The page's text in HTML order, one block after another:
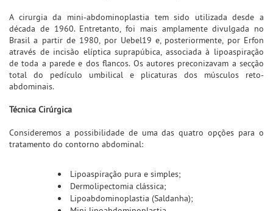
A cirurgia da mini-abdominoplastia tem sido utilizada desde a
década de 1960. Entretanto, foi mais amplamente divulgada no
Brasil a partir de 1980, por Uebel19 e, posteriormente, por Erfon
através de incisão elíptica suprapúbica, associada à lipoaspiração
de toda a parede e dos flancos. Os autores preconizavam a secção
total do pedículo umbilical e plicaturas dos músculos reto-
abdominais.
Técnica Cirúrgica
Consideremos a possibilidade de uma das quatro opções para o
tratamento do contorno abdominal:
Lipoaspiração pura e simples;
Dermolipectomia clássica;
Lipoabdominoplastia (Saldanha);